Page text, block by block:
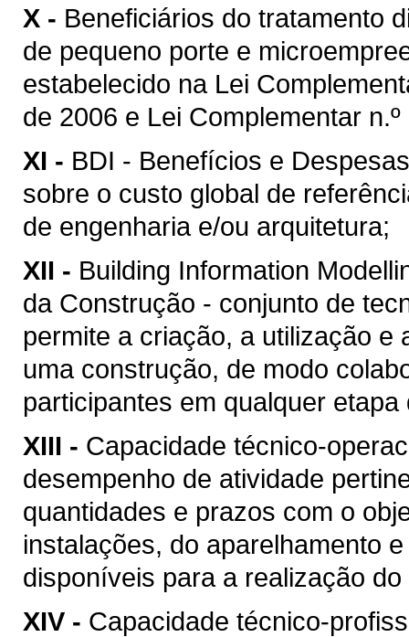
X - Beneficiários do tratamento
de pequeno porte e
estabelecido na Lei
de 2006 e Lei Complementar
XI - BDI - Benefícios e
sobre o custo global de
de engenharia e/ou arquitetura;
XII - Building Information
da Construção - conjunto de
permite a criação, a utilização e
uma construção, de modo
participantes em qualquer
XIII - Capacidade técnico-
desempenho de atividade
quantidades e prazos com o
instalações, do aparelhamento
disponíveis para a realização
XIV - Capacidade técnico-